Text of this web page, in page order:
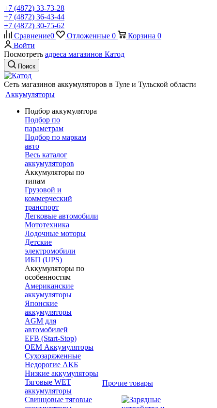
+7 (4872) 33-73-28
+7 (4872) 36-43-44
+7 (4872) 30-75-62
Сравнение0 Отложенные 0 Корзина 0
Войти
Посмотреть адреса магазинов Катод
Поиск
Сеть магазинов аккумуляторов в Туле и Тульской области
Аккумуляторы
Подбор аккумулятора
Подбор по
параметрам
Подбор по маркам
авто
Весь каталог
аккумуляторов
Аккумуляторы по
типам
Грузовой и
коммерческий
транспорт
Легковые автомобили
Мототехника
Лодочные моторы
Детские
электромобили
ИБП (UPS)
Аккумуляторы по
особенностям
Американские
аккумуляторы
Японские
аккумуляторы
AGM для
автомобилей
EFB (Start-Stop)
OEM Аккумуляторы
Сухозаряженные
Недорогие АКБ
Низкие аккумуляторы
Тяговые WET
аккумуляторы
Свинцовые тяговые
Прочие товары